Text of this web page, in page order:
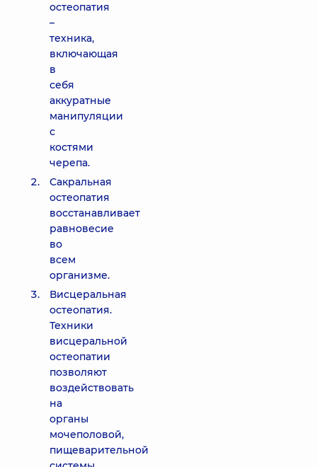
остеопатия
–
техника,
включающая
в
себя
аккуратные
манипуляции
с
костями
черепа.
Сакральная
остеопатия
восстанавливает
равновесие
во
всем
организме.
Висцеральная
остеопатия.
Техники
висцеральной
остеопатии
позволяют
воздействовать
на
органы
мочеполовой,
пищеварительной